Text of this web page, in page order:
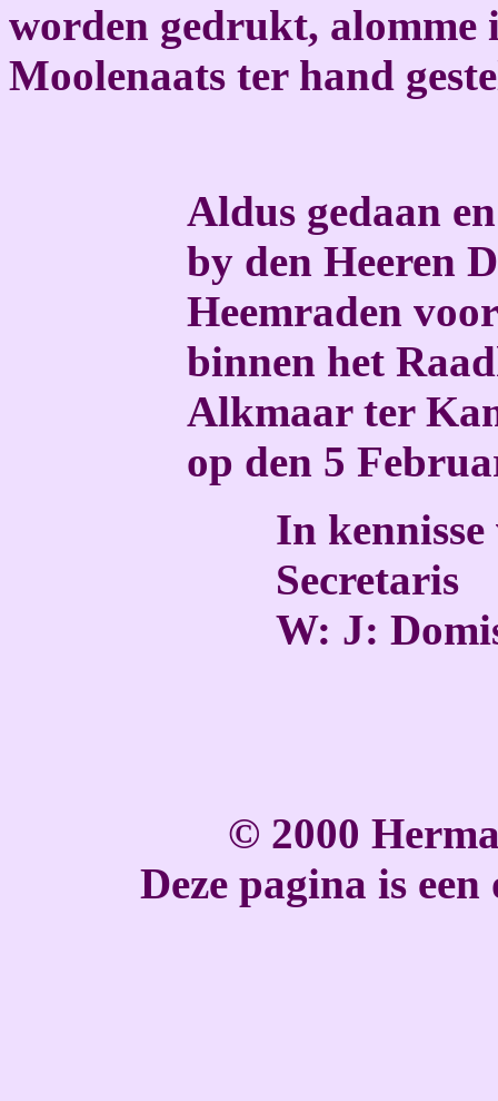
worden gedrukt, alomme
Moolenaats ter hand
Aldus gedaan
by den Heeren
Heemraden
binnen het
Alkmaar ter
op den 5
In
Secretaris
W: J:
© 2000
Deze pagina is